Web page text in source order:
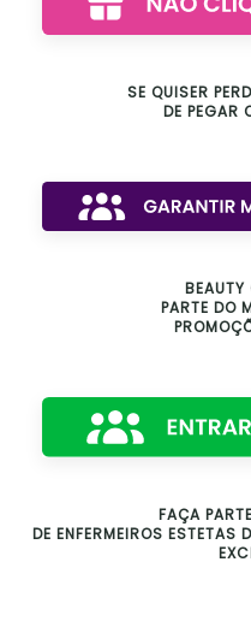
SE QUISER
DE PEGAR
PARTE DO
FAÇA
DE ENFERMEIROS ESTETAS